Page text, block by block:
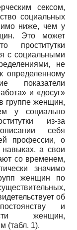
сексом,
социальных
ниже, чем у
Это может
проститутки
с социальными
не
определенному
показатели
и «досуг»
группе женщин,
у социально
из-за
себя
профессии, о
а свои
со временем,
значимо
женщин по
об
и
женщин,
(табл. 1).